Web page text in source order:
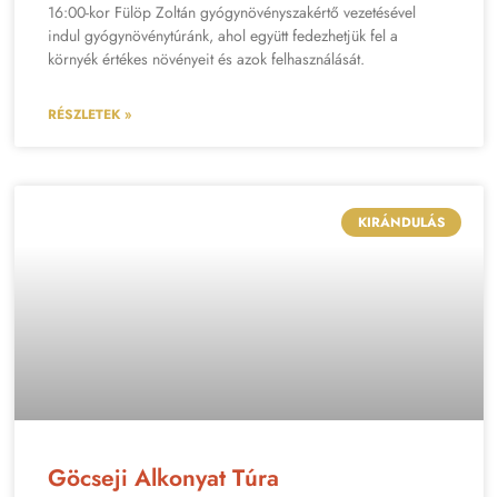
16:00-kor Fülöp Zoltán gyógynövényszakértő vezetésével
indul gyógynövénytúránk, ahol együtt fedezhetjük fel a
környék értékes növényeit és azok felhasználását.
RÉSZLETEK »
KIRÁNDULÁS
Göcseji Alkonyat Túra